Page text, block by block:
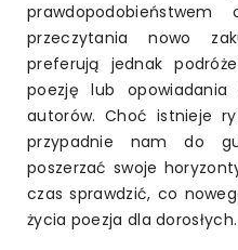
przeczytania nowo
preferują jednak
poezję lub opowiadania
autorów. Choć istnieje
przypadnie nam do
poszerzać swoje
czas sprawdzić, co
życia poezja dla dorosłych.